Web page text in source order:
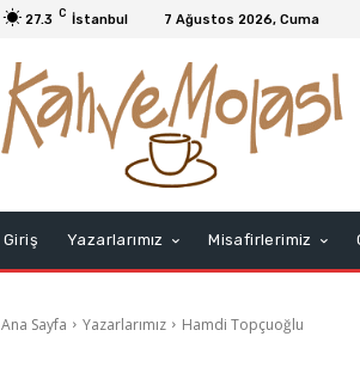
27.3 C İstanbul 7 Ağustos 2026, Cuma
Giriş Yazarlarımız Misafirlerimiz
Ana Sayfa Yazarlarımız Hamdi Topçuoğlu